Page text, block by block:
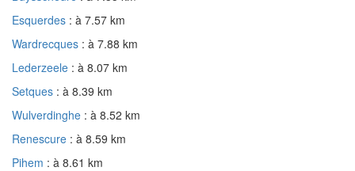
Esquerdes : à 7.57 km
Wardrecques : à 7.88 km
Lederzeele : à 8.07 km
Setques : à 8.39 km
Wulverdinghe : à 8.52 km
Renescure : à 8.59 km
Pihem : à 8.61 km